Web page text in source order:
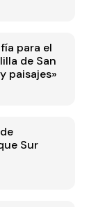
para el
de San
paisajes»
Sur